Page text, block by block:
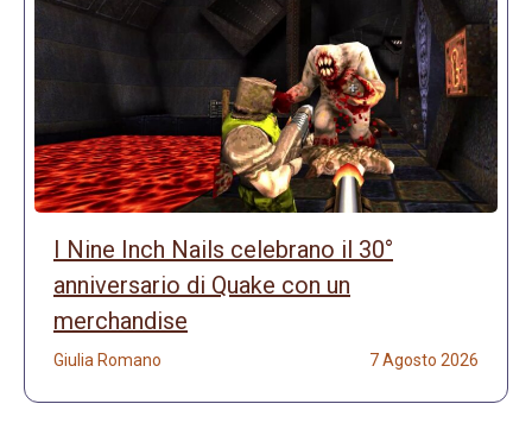
I Nine Inch Nails celebrano il 30°
anniversario di Quake con un
merchandise
Giulia Romano 7 Agosto 2026